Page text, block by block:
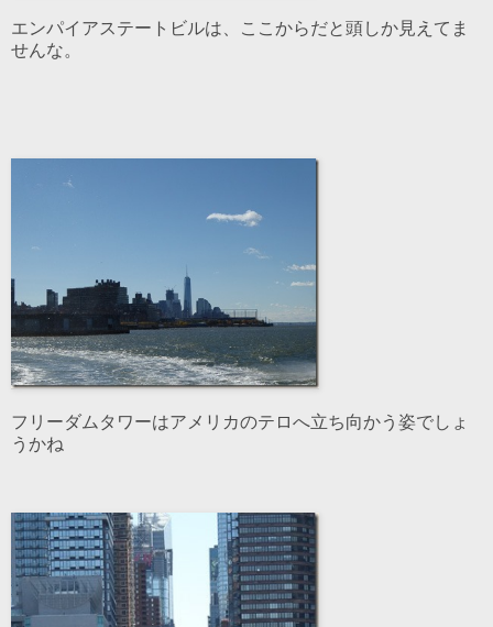
エンパイアステートビルは、ここからだと頭しか見えてま
せんな。
フリーダムタワーはアメリカのテロへ立ち向かう姿でしょ
うかね